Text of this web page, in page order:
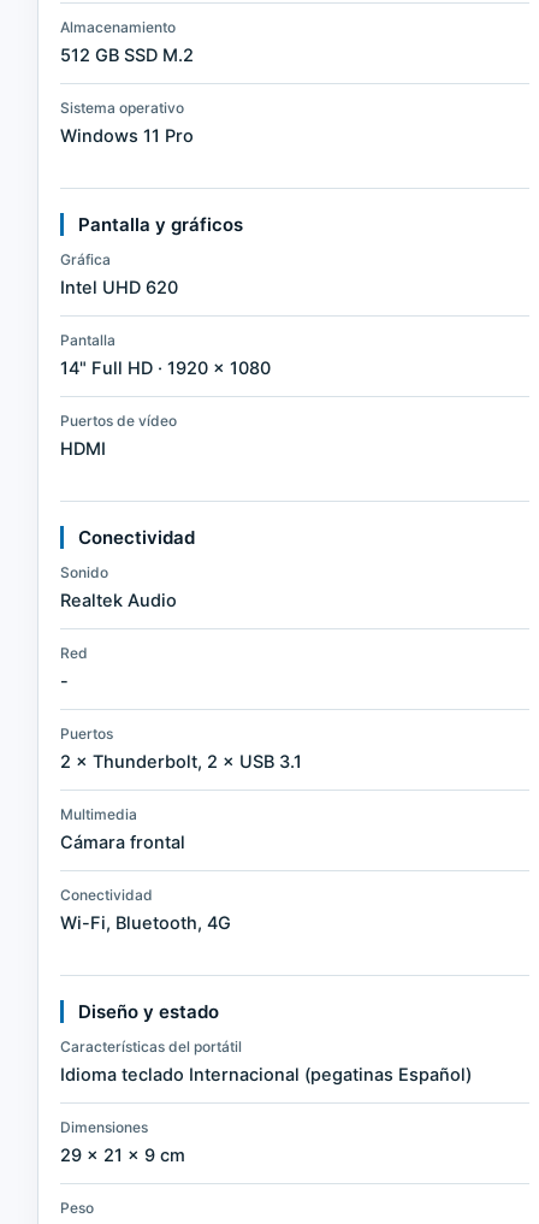
Almacenamiento
512 GB SSD M.2
Sistema operativo
Windows 11 Pro
Pantalla y gráficos
Gráfica
Intel UHD 620
Pantalla
14" Full HD · 1920 × 1080
Puertos de vídeo
HDMI
Conectividad
Sonido
Realtek Audio
Red
-
Puertos
2 × Thunderbolt, 2 × USB 3.1
Multimedia
Cámara frontal
Conectividad
Wi-Fi, Bluetooth, 4G
Diseño y estado
Características del portátil
Idioma teclado Internacional (pegatinas Español)
Dimensiones
29 × 21 × 9 cm
Peso